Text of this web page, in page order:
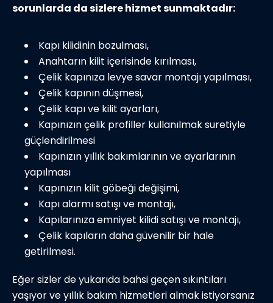
sorunlarda da sizlere hizmet sunmaktadır:
Kapı kilidinin bozulması,
Anahtarın kilit içerisinde kırılması,
Çelik kapınıza levye savar montajı yapılması,
Çelik kapının düşmesi,
Çelik kapı ve kilit ayarları,
Kapınızın çelik profiller kullanılmak suretiyle
güçlendirilmesi
Kapınızın yıllık bakımlarının ve ayarlarının
yapılması
Kapınızın kilit göbeği değişimi,
Kapı alarmı satışı ve montajı,
Kapılarınıza emniyet kilidi satışı ve montajı,
Çelik kapıların daha güvenilir bir hale
getirilmesi.
Eğer sizler de yukarıda bahsi geçen sıkıntıları
yaşıyor ve yıllık bakım hizmetleri almak istiyorsanız